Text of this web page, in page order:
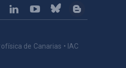
de Canarias • IAC